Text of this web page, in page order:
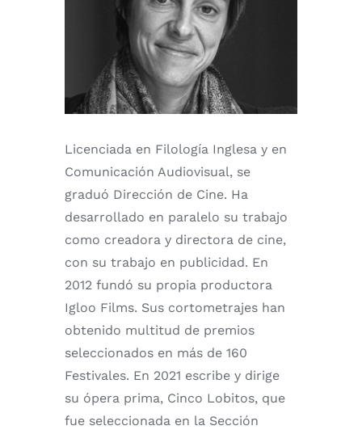
Licenciada en Filología Inglesa y en
Comunicación Audiovisual, se
graduó Dirección de Cine. Ha
desarrollado en paralelo su trabajo
como creadora y directora de cine,
con su trabajo en publicidad. En
2012 fundó su propia productora
Igloo Films. Sus cortometrajes han
obtenido multitud de premios
seleccionados en más de 160
Festivales. En 2021 escribe y dirige
su ópera prima, Cinco Lobitos, que
fue seleccionada en la Sección